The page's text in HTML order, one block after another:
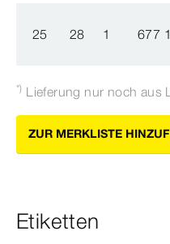
25 28 1 677
*) Lieferung nur noch aus
ZUR MERKLISTE
Etiketten